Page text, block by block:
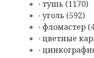
∙ тушь (1170)
∙ уголь (592)
∙ фломастер
∙ цветные
∙